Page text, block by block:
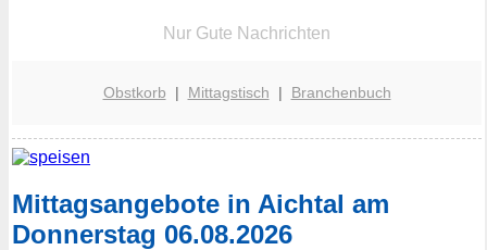
Nur Gute Nachrichten
Obstkorb | Mittagstisch | Branchenbuch
Mittagsangebote in Aichtal am
Donnerstag 06.08.2026